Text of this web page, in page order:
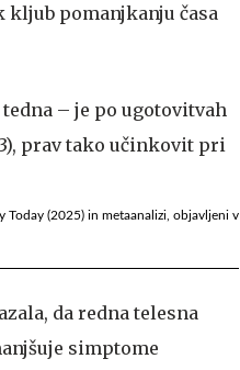
kljub pomanjkanju časa
Today (2025) in metaanalizi, objavljeni v
da redna telesna
simptome